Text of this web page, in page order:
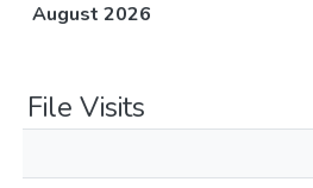
August 2026
File Visits